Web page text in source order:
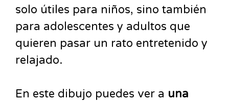
solo útiles para niños, sino también
para adolescentes y adultos que
quieren pasar un rato entretenido y
relajado.
En este dibujo puedes ver a una